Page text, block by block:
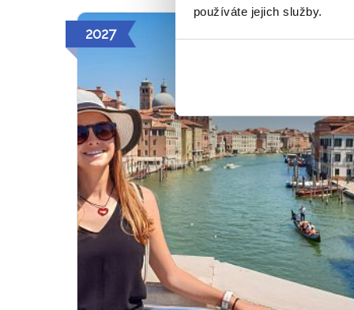
používáte jejich služby.
2027